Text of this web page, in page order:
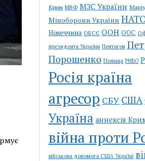
Крим МВФ МЗС України
Міноборони України
Німеччина ОБСЄ ООН ООС
президента України Пентагон
Порошенко Польща РНБО
Росія країна
агресор СБУ США
Україна аннексія
війна проти
військова допомога США Україні